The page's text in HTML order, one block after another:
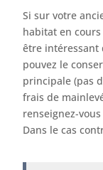
Si sur votre
habitat en
être intéressant
pouvez le
principale (pas
frais de
renseignez-
Dans le cas